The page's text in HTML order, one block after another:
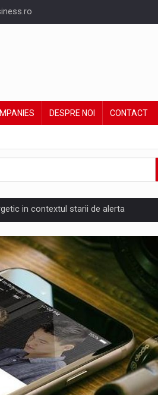
DESPRE NOI CONTACT
in contextul starii de alerta
Evolution
UE privind ambalajele pot risca
BUSINESS SCENE